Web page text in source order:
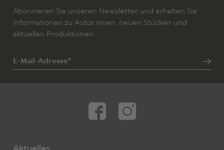
Abonnieren Sie unseren Newsletter und erhalten Sie
Informationen zu Autor:innen, neuen Stücken und
aktuellen Produktionen.
E-Mail-Adresse*